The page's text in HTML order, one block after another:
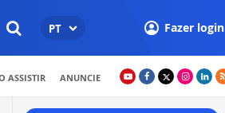
PT Fazer login
ASSISTIR ANUNCIE